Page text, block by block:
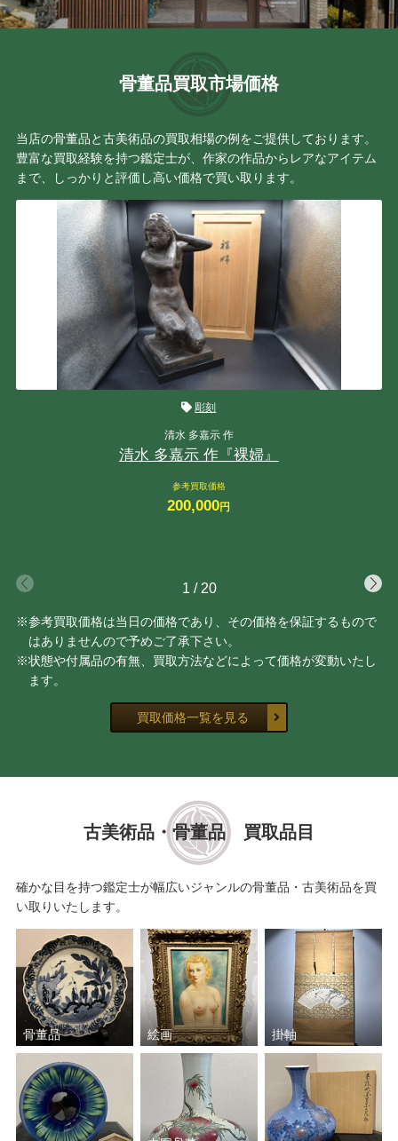
骨董品買取市場価格
当店の骨董品と古美術品の買取相場の例をご提供しております。
豊富な買取経験を持つ鑑定士が、作家の作品からレアなアイテム
まで、しっかりと評価し高い価格で買い取ります。
彫刻
清水 多嘉示 作
清水 多嘉示 作『裸婦』
参考買取価格
200,000円
1 / 20
※参考買取価格は当日の価格であり、その価格を保証するもので
はありませんので予めご了承下さい。
※状態や付属品の有無、買取方法などによって価格が変動いたし
ます。
買取価格一覧を見る
古美術品・骨董品 買取品目
確かな目を持つ鑑定士が幅広いジャンルの骨董品・古美術品を買
い取りいたします。
骨董品 絵画 掛軸